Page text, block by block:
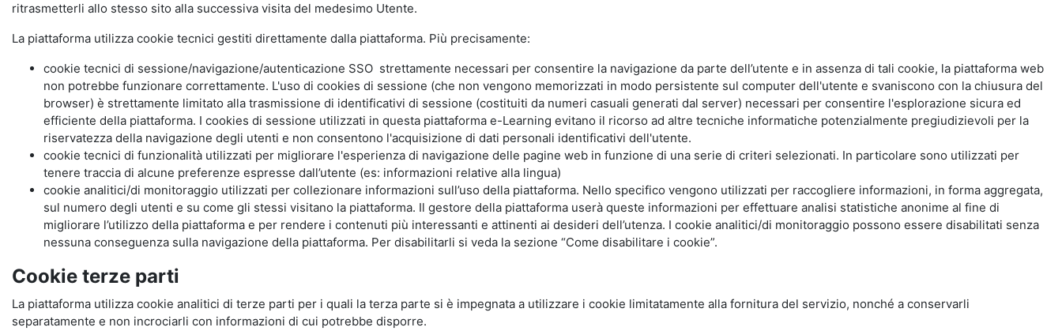
ritrasmetterli allo stesso sito alla successiva visita del medesimo Utente.
La piattaforma utilizza cookie tecnici gestiti direttamente dalla piattaforma. Più precisamente:
cookie tecnici di sessione/navigazione/autenticazione SSO strettamente necessari per consentire la navigazione da parte dell’utente e in assenza di tali cookie, la piattaforma web
non potrebbe funzionare correttamente. L'uso di cookies di sessione (che non vengono memorizzati in modo persistente sul computer dell'utente e svaniscono con la chiusura del
browser) è strettamente limitato alla trasmissione di identificativi di sessione (costituiti da numeri casuali generati dal server) necessari per consentire l'esplorazione sicura ed
efficiente della piattaforma. I cookies di sessione utilizzati in questa piattaforma e-Learning evitano il ricorso ad altre tecniche informatiche potenzialmente pregiudizievoli per la
riservatezza della navigazione degli utenti e non consentono l'acquisizione di dati personali identificativi dell'utente.
cookie tecnici di funzionalità utilizzati per migliorare l'esperienza di navigazione delle pagine web in funzione di una serie di criteri selezionati. In particolare sono utilizzati per
tenere traccia di alcune preferenze espresse dall’utente (es: informazioni relative alla lingua)
cookie analitici/di monitoraggio utilizzati per collezionare informazioni sull’uso della piattaforma. Nello specifico vengono utilizzati per raccogliere informazioni, in forma aggregata,
sul numero degli utenti e su come gli stessi visitano la piattaforma. Il gestore della piattaforma userà queste informazioni per effettuare analisi statistiche anonime al fine di
migliorare l’utilizzo della piattaforma e per rendere i contenuti più interessanti e attinenti ai desideri dell’utenza. I cookie analitici/di monitoraggio possono essere disabilitati senza
nessuna conseguenza sulla navigazione della piattaforma. Per disabilitarli si veda la sezione “Come disabilitare i cookie”.
Cookie terze parti
La piattaforma utilizza cookie analitici di terze parti per i quali la terza parte si è impegnata a utilizzare i cookie limitatamente alla fornitura del servizio, nonché a conservarli
separatamente e non incrociarli con informazioni di cui potrebbe disporre.